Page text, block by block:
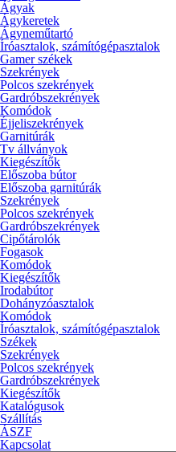
Ágyak
Ágykeretek
Ágyneműtartó
Íróasztalok, számítógépasztalok
Gamer székek
Szekrények
Polcos szekrények
Gardróbszekrények
Komódok
Éjjeliszekrények
Garnitúrák
Tv állványok
Kiegészítők
Előszoba bútor
Előszoba garnitúrák
Szekrények
Polcos szekrények
Gardróbszekrények
Cipőtárolók
Fogasok
Komódok
Kiegészítők
Irodabútor
Dohányzóasztalok
Komódok
Íróasztalok, számítógépasztalok
Székek
Szekrények
Polcos szekrények
Gardróbszekrények
Kiegészítők
Katalógusok
Szállítás
ÁSZF
Kapcsolat